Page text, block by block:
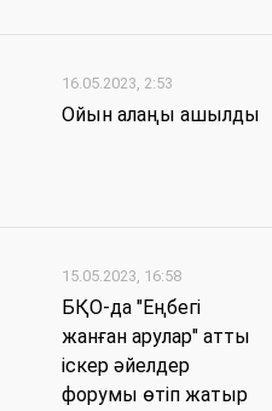
16.05.2023, 2:53
Ойын алаңы ашылды
15.05.2023, 16:58
БҚО-да "Еңбегі
жанған арулар" атты
іскер әйелдер
форумы өтіп жатыр